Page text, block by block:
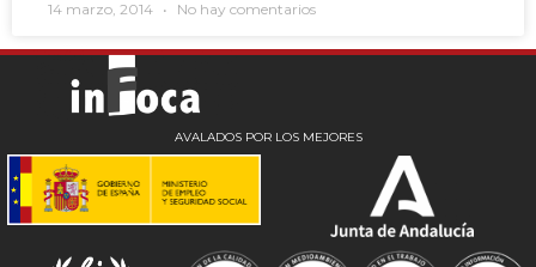
14 marzo, 2014 No hay comentarios
AVALADOS POR LOS MEJORES